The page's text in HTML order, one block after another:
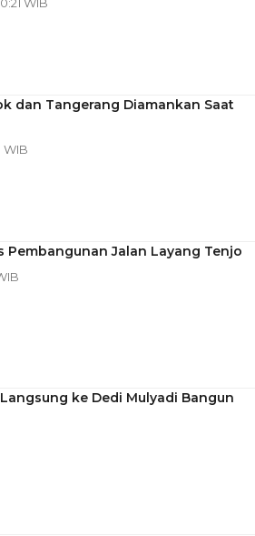
dan Tangerang Diamankan Saat
WIB
Pembangunan Jalan Layang Tenjo
ke Dedi Mulyadi Bangun